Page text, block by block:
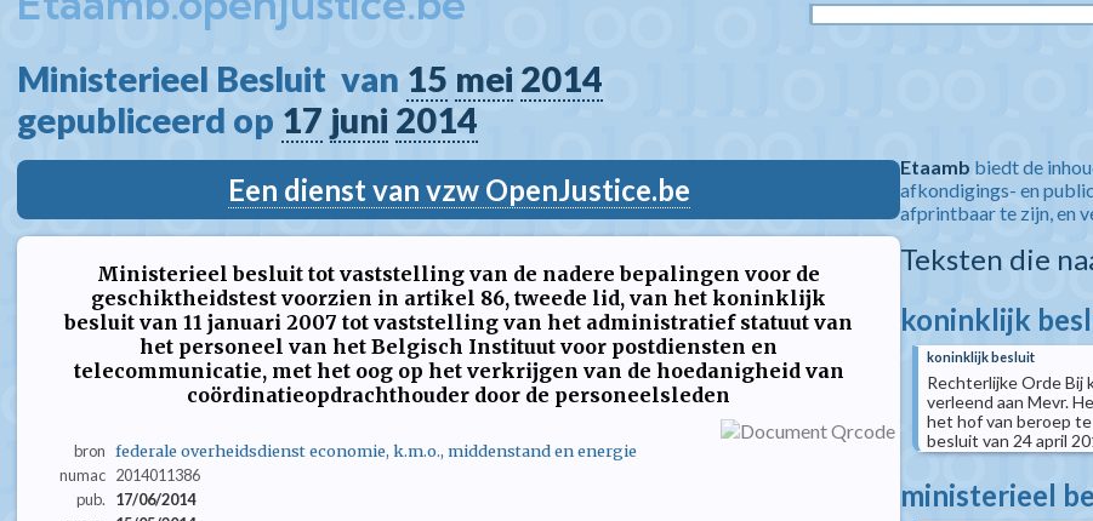
Ministerieel Besluit  van 15 mei 2014
gepubliceerd op 17 juni 2014
Een dienst van vzw OpenJustice.be
Ministerieel besluit tot vaststelling van de nadere bepalingen voor de
geschiktheidstest voorzien in artikel 86, tweede lid, van het koninklijk
besluit van 11 januari 2007 tot vaststelling van het administratief statuut van
het personeel van het Belgisch Instituut voor postdiensten en
telecommunicatie, met het oog op het verkrijgen van de hoedanigheid van
coördinatieopdrachthouder door de personeelsleden
bron federale overheidsdienst economie, k.m.o., middenstand en energie
numac 2014011386
pub.
17/06/2014
Etaamb biedt de
afkondigings- en
afprintbaar te zijn, en
Teksten die
koninklijk
koninklijk besluit
Rechterlijke Orde Bij
verleend aan Mevr.
het hof van beroep
besluit van 24 april
ministerieel